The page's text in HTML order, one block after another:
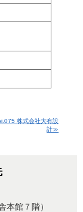
株式会社大有設
計≫
本館７階）